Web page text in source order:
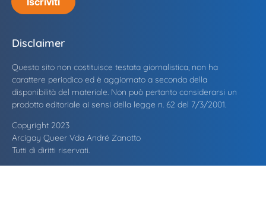
Disclaimer
Questo sito non costituisce testata giornalistica, non ha
carattere periodico ed è aggiornato a seconda della
disponibilità del materiale. Non può pertanto considerarsi un
prodotto editoriale ai sensi della legge n. 62 del 7/3/2001.
Copyright 2023
Arcigay Queer Vda André Zanotto
Tutti di diritti riservati.